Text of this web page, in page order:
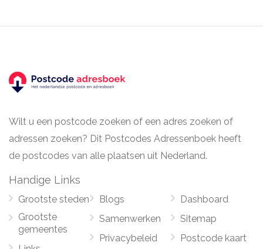
Wilt u een postcode zoeken of een adres zoeken of
adressen zoeken? Dit Postcodes Adressenboek heeft
de postcodes van alle plaatsen uit Nederland.
Handige Links
Grootste steden
Grootste
gemeentes
Blogs
Samenwerken
Privacybeleid
Dashboard
Sitemap
Postcode kaart